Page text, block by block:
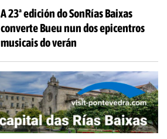
A 23ª edición do SonRías Baixas
converte Bueu nun dos epicentros
musicais do verán